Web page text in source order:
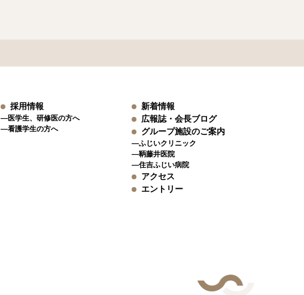
採用情報
―医学生、研修医の方へ
―看護学生の方へ
新着情報
広報誌・会長ブログ
グループ施設のご案内
―ふじいクリニック
―鞆藤井医院
―住吉ふじい病院
アクセス
エントリー